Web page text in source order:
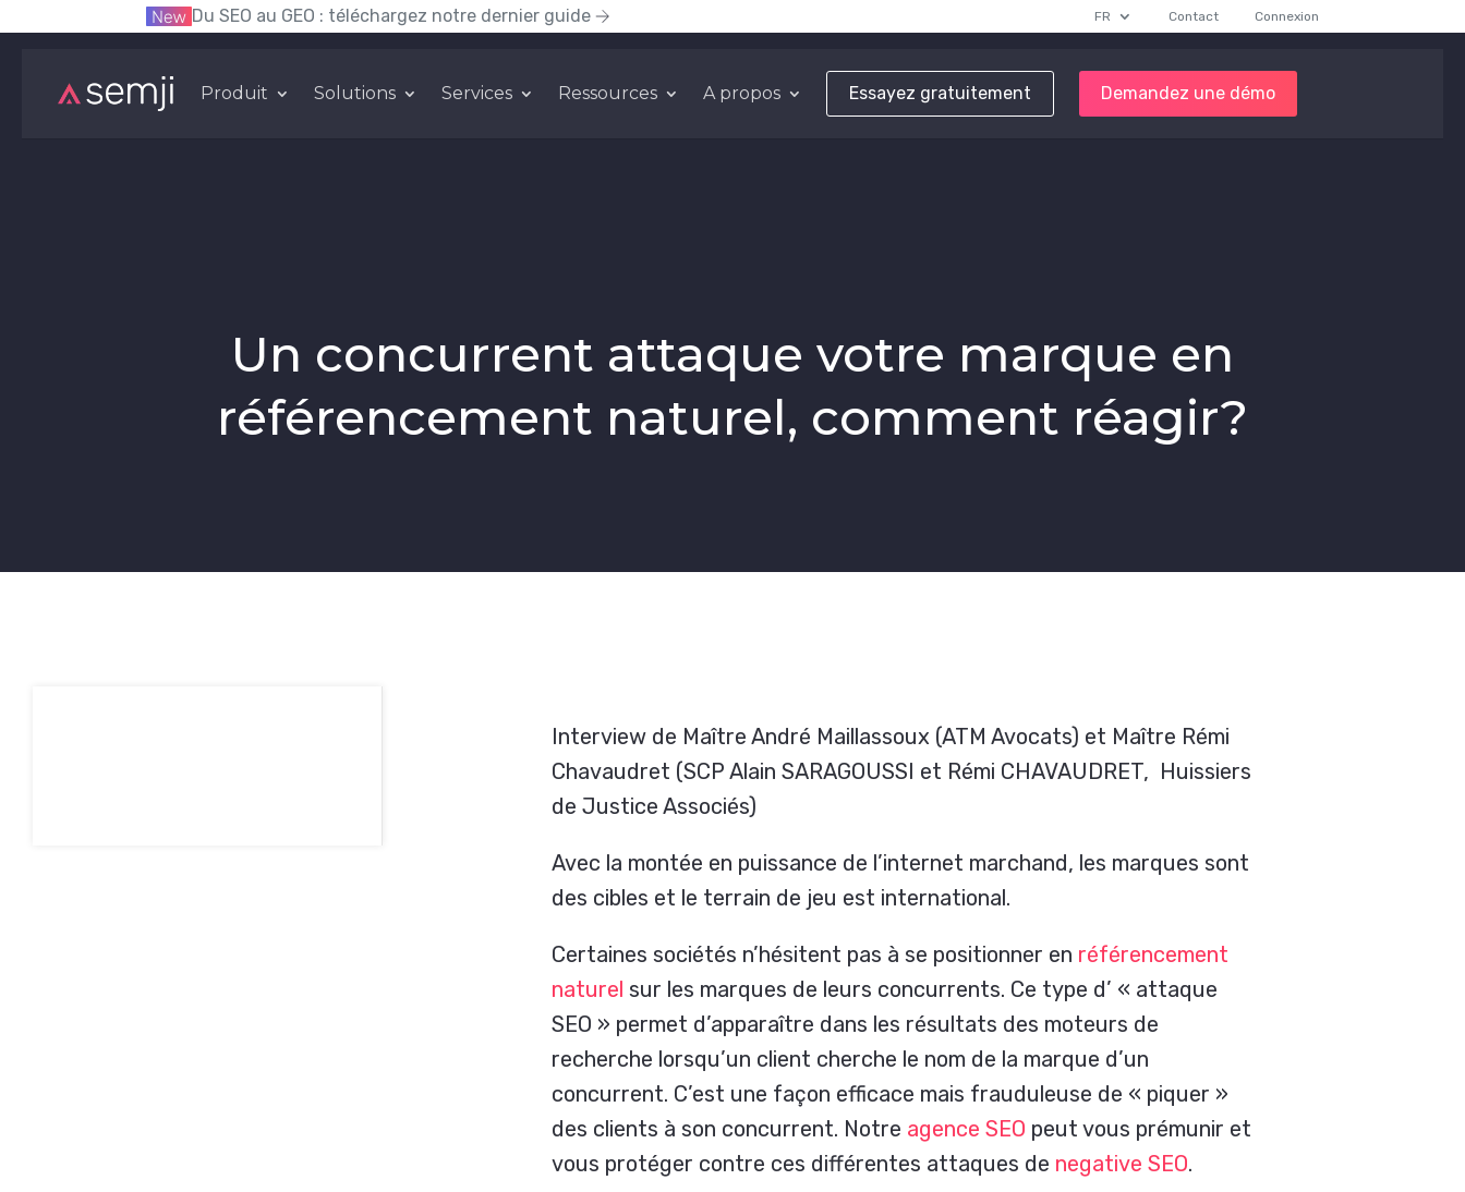
Du SEO au GEO : téléchargez notre dernier guide FR Contact Connexion
Produit Solutions Services Ressources A propos Essayez gratuitement Demandez une démo
Un concurrent attaque votre marque en
référencement naturel, comment réagir?
Interview de Maître André Maillassoux (ATM Avocats) et Maître Rémi
Chavaudret (SCP Alain SARAGOUSSI et Rémi CHAVAUDRET, Huissiers
de Justice Associés)
Avec la montée en puissance de l’internet marchand, les marques sont
des cibles et le terrain de jeu est international.
Certaines sociétés n’hésitent pas à se positionner en référencement
naturel sur les marques de leurs concurrents. Ce type d’ « attaque
SEO » permet d’apparaître dans les résultats des moteurs de
recherche lorsqu’un client cherche le nom de la marque d’un
concurrent. C’est une façon efficace mais frauduleuse de « piquer »
des clients à son concurrent. Notre agence SEO peut vous prémunir et
vous protéger contre ces différentes attaques de negative SEO.